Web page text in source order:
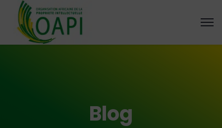
Blog